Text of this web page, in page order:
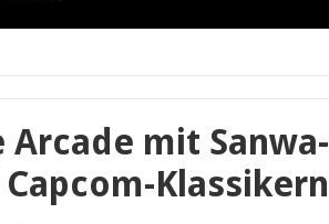
Arcade mit Sanwa-
Klassikern